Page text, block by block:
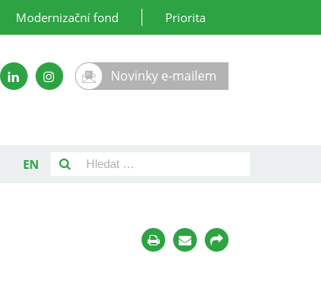
Modernizační fond Priorita
Novinky e-mailem
EN